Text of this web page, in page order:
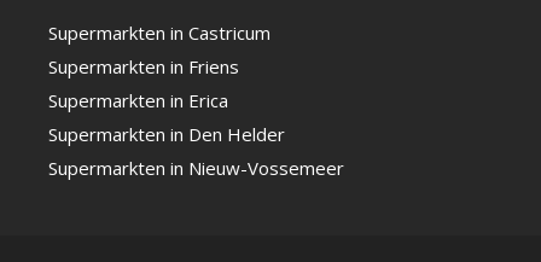
Supermarkten in Castricum
Supermarkten in Friens
Supermarkten in Erica
Supermarkten in Den Helder
Supermarkten in Nieuw-Vossemeer